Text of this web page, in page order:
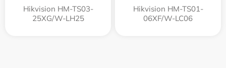
Hikvision HM-TS03-
25XG/W-LH25
Hikvision HM-TS01-
06XF/W-LC06